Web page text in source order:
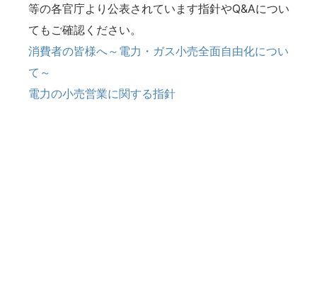
等の各官庁より公表されています指針やQ&Aについ
てもご確認ください。
消費者の皆様へ～電力・ガス小売全面自由化につい
て～
電力の小売営業に関する指針